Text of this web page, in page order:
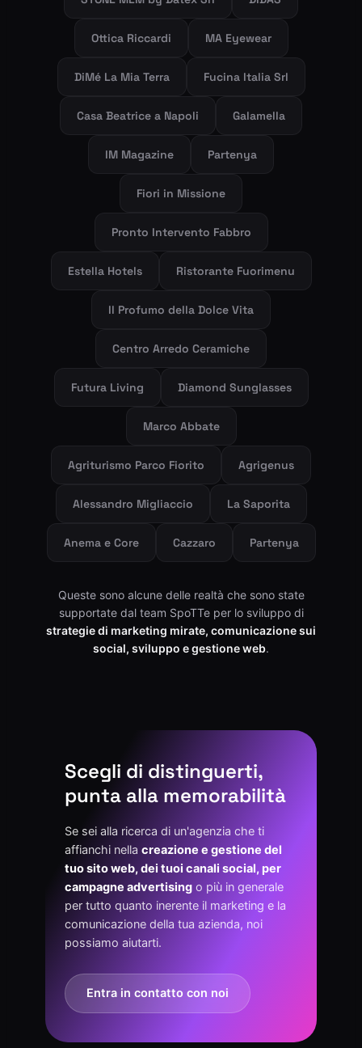
Ottica Riccardi MA Eyewear
DiMé La Mia Terra Fucina Italia Srl
Casa Beatrice a Napoli Galamella
IM Magazine Partenya
Fiori in Missione
Pronto Intervento Fabbro
Estella Hotels Ristorante Fuorimenu
Il Profumo della Dolce Vita
Centro Arredo Ceramiche
Futura Living Diamond Sunglasses
Marco Abbate
Agriturismo Parco Fiorito Agrigenus
Alessandro Migliaccio La Saporita
Anema e Core Cazzaro Partenya
Queste sono alcune delle realtà che sono state
supportate dal team SpoTTe per lo sviluppo di
strategie di marketing mirate, comunicazione sui
social, sviluppo e gestione web.
Scegli di distinguerti,
punta alla memorabilità
Se sei alla ricerca di un'agenzia che ti
affianchi nella creazione e gestione del
tuo sito web, dei tuoi canali social, per
campagne advertising o più in generale
per tutto quanto inerente il marketing e la
comunicazione della tua azienda, noi
possiamo aiutarti.
Entra in contatto con noi